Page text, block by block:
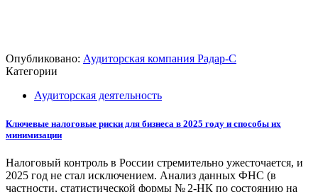
Опубликовано: Аудиторская компания Радар-С
Категории
Аудиторская деятельность
Ключевые налоговые риски для бизнеса в 2025 году и способы их
минимизации
Налоговый контроль в России стремительно ужесточается, и
2025 год не стал исключением. Анализ данных ФНС (в
частности, статистической формы № 2-НК по состоянию на